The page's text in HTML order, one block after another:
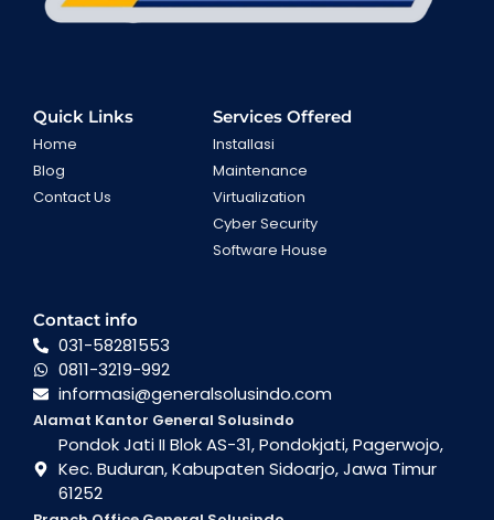
Quick Links
Home
Blog
Contact Us
Services Offered
Installasi
Maintenance
Virtualization
Cyber Security
Software House
Contact info
031-58281553
0811-3219-992
informasi@generalsolusindo.com
Alamat Kantor General Solusindo
Pondok Jati II Blok AS-31, Pondokjati, Pagerwojo,
Kec. Buduran, Kabupaten Sidoarjo, Jawa Timur
61252